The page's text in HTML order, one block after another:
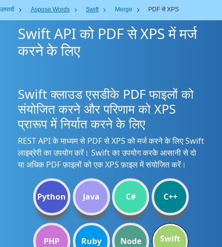
उत्पादों Aspose.Words Swift Merge PDF से XPS
Swift API को PDF से XPS में मर्ज
करने के लिए
Swift क्लाउड एसडीके PDF फाइलों को
संयोजित करने और परिणाम को XPS
प्रारूप में निर्यात करने के लिए
REST API के माध्यम से PDF से XPS को मर्ज करने के लिए Swift
लाइब्रेरी का उपयोग करें। Swift का उपयोग करके आसानी से दो
या अधिक PDF फ़ाइलों को एक XPS फ़ाइल में संयोजित करें।
Python Java C# C++
PHP Ruby Node Swift